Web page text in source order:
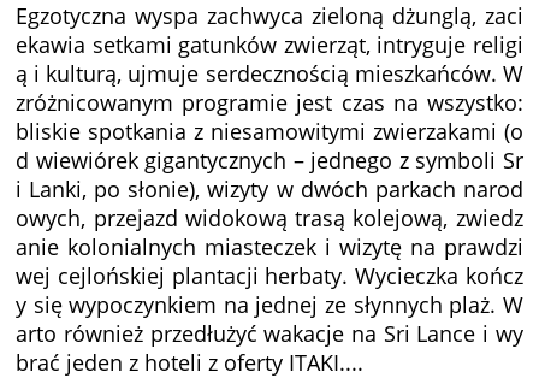
Egzotyczna wyspa zachwyca zieloną dżunglą, zaci
ekawia setkami gatunków zwierząt, intryguje religi
ą i kulturą, ujmuje serdecznością mieszkańców. W
zróżnicowanym programie jest czas na wszystko:
bliskie spotkania z niesamowitymi zwierzakami (o
d wiewiórek gigantycznych – jednego z symboli Sr
i Lanki, po słonie), wizyty w dwóch parkach narod
owych, przejazd widokową trasą kolejową, zwiedz
anie kolonialnych miasteczek i wizytę na prawdzi
wej cejlońskiej plantacji herbaty. Wycieczka kończ
y się wypoczynkiem na jednej ze słynnych plaż. W
arto również przedłużyć wakacje na Sri Lance i wy
brać jeden z hoteli z oferty ITAKI....